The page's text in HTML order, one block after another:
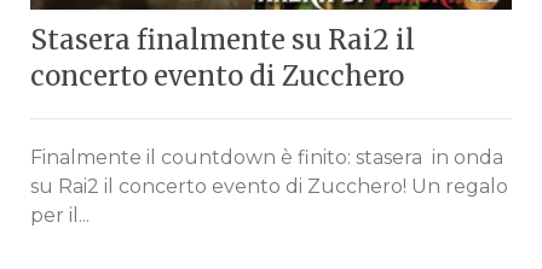
Stasera finalmente su Rai2 il
concerto evento di Zucchero
Finalmente il countdown è finito: stasera in onda
su Rai2 il concerto evento di Zucchero! Un regalo
per il...